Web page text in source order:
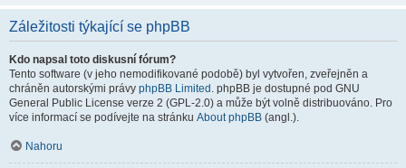
Záležitosti týkající se phpBB
Kdo napsal toto diskusní fórum?
Tento software (v jeho nemodifikované podobě) byl vytvořen, zveřejněn a
chráněn autorskými právy phpBB Limited . phpBB je dostupné pod GNU
General Public License verze 2 (GPL-2.0) a může být volně distribuováno. Pro
více informací se podívejte na stránku About phpBB (angl.).
Nahoru